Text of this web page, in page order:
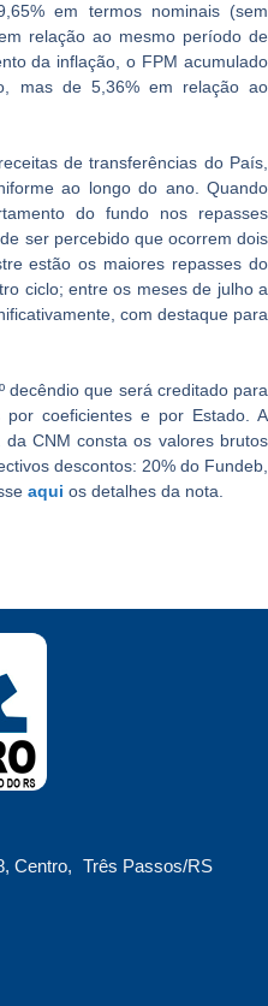
em termos nominais (sem
relação ao mesmo período de
da inflação, o FPM acumulado
mas de 5,36% em relação ao
de transferências do País,
ao longo do ano. Quando
do fundo nos repasses
ser percebido que ocorrem dois
estão os maiores repasses do
ciclo; entre os meses de julho a
com destaque para
decêndio que será creditado para
coeficientes e por Estado. A
CNM consta os valores brutos
descontos: 20% do Fundeb,
aqui os detalhes da nota.
Centro, Três Passos/RS